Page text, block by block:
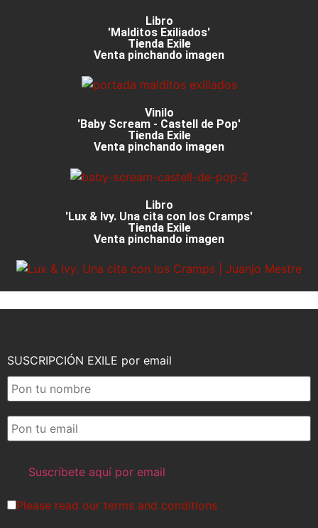
Libro
'Malditos Exiliados'
Tienda Exile
Venta pinchando imagen
Vinilo
'Baby Scream - Castell de Pop'
Tienda Exile
Venta pinchando imagen
Libro
'Lux & Ivy. Una cita con los Cramps'
Tienda Exile
Venta pinchando imagen
SUSCRIPCIÓN EXILE por email
Please read our terms and conditions